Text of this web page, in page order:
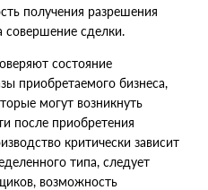
получения разрешения
совершение сделки.
состояние
приобретаемого бизнеса,
могут возникнуть
после приобретения
критически зависит
типа, следует
возможность